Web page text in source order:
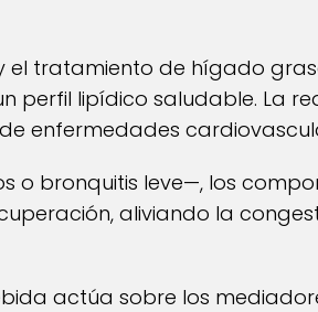
el tratamiento de hígado
perfil lipídico saludable. La
enfermedades
o bronquitis leve—, los
aliviando la
actúa sobre los